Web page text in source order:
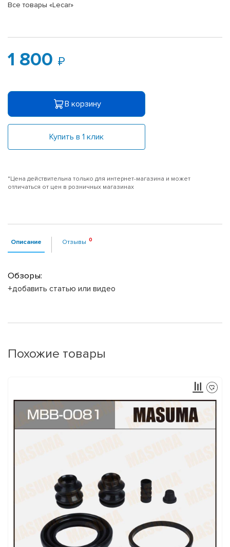
Все товары «Lecar»
1 800
В корзину
Купить в 1 клик
*Цена действительна только для интернет-магазина и может
отличаться от цен в розничных магазинах
Описание Отзывы
Обзоры:
+добавить статью или видео
Похожие товары